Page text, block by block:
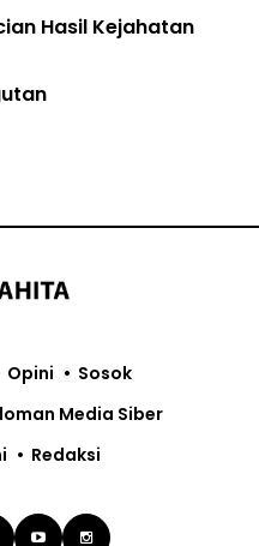
Hasil Kejahatan
Opini
Sosok
Media Siber
Redaksi